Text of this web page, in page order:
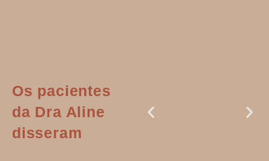
Os pacientes
da Dra Aline
disseram